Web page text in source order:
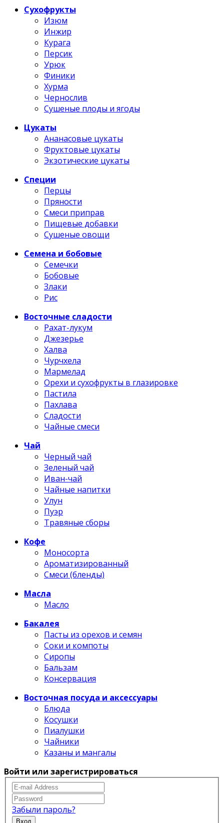
Сухофрукты
Изюм
Инжир
Курага
Персик
Урюк
Финики
Хурма
Чернослив
Сушеные плоды и ягоды
Цукаты
Ананасовые цукаты
Фруктовые цукаты
Экзотические цукаты
Специи
Перцы
Пряности
Смеси приправ
Пищевые добавки
Сушеные овощи
Семена и бобовые
Семечки
Бобовые
Злаки
Рис
Восточные сладости
Рахат-лукум
Джезерье
Халва
Чурчхела
Мармелад
Орехи и сухофрукты в глазировке
Пастила
Пахлава
Сладости
Чайные смеси
Чай
Черный чай
Зеленый чай
Иван-чай
Чайные напитки
Улун
Пуэр
Травяные сборы
Кофе
Моносорта
Ароматизированный
Смеси (бленды)
Масла
Масло
Бакалея
Пасты из орехов и семян
Соки и компоты
Сиропы
Бальзам
Консервация
Восточная посуда и аксессуары
Блюда
Косушки
Пиалушки
Чайники
Казаны и мангалы
Войти или зарегистрироваться
Забыли пароль?
Вход